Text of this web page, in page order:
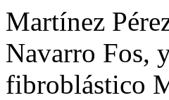
Martínez
Navarro Fos,
fibroblástico